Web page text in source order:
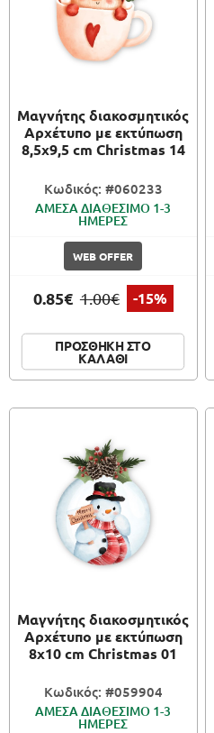
ΕΠΑΓΓΕΛΜΑΤΙΚΑ
ΔΩΡΑ - ΔΙΑΚΟΣΜΗΣΗ
ΚΑΛΛΙΤΕΧΝΙΚΑ
Μαγνήτης διακοσμητικός
Αρχέτυπο με εκτύπωση
8,5x9,5 cm Christmas 14
Κωδικός: #060233
ΑΜΕΣΑ ΔΙΑΘΕΣΙΜΟ 1-3
ΗΜΕΡΕΣ
WEB OFFER
0.85€ 1.00€ -15%
ΠΡΟΣΘΗΚΗ ΣΤΟ
ΚΑΛΑΘΙ
Μαγνήτης διακοσμητικός
Αρχέτυπο με εκτύπωση
8x10 cm Christmas 01
Κωδικός: #059904
ΑΜΕΣΑ ΔΙΑΘΕΣΙΜΟ 1-3
ΗΜΕΡΕΣ